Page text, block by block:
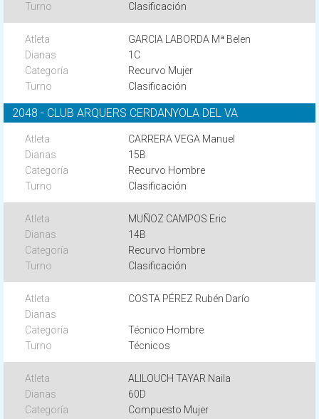
Clasificación
GARCIA LABORDA Mª Belen
1C
Recurvo Mujer
Clasificación
2048 - CLUB ARQUERS CERDANYOLA DEL VA
CARRERA VEGA Manuel
15B
Recurvo Hombre
Clasificación
MUÑOZ CAMPOS Eric
14B
Recurvo Hombre
Clasificación
COSTA PÉREZ Rubén Darío
Técnico Hombre
Técnicos
ALILOUCH TAYAR Naila
60D
Compuesto Mujer